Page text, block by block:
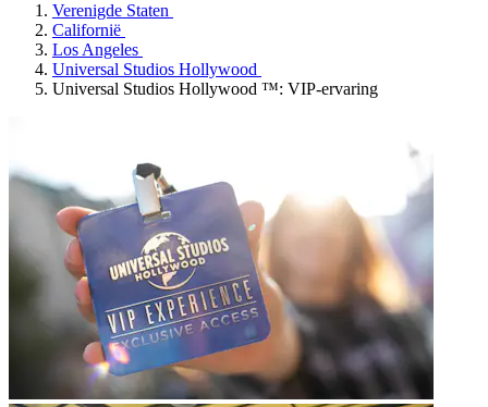
Verenigde Staten
Californië
Los Angeles
Universal Studios Hollywood
Universal Studios Hollywood ™: VIP-ervaring